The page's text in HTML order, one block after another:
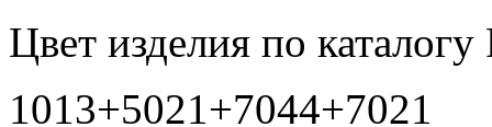
Цвет изделия по
1013+5021+7044+7021